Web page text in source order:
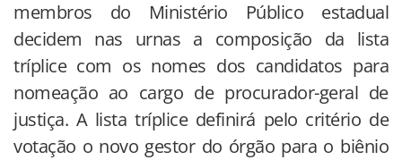
membros do Ministério Público estadual
decidem nas urnas a composição da lista
tríplice com os nomes dos candidatos para
nomeação ao cargo de procurador-geral de
justiça. A lista tríplice definirá pelo critério de
votação o novo gestor do órgão para o biênio